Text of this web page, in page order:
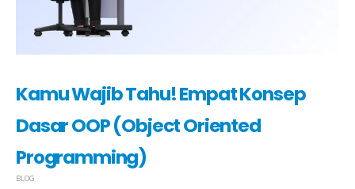
Kamu Wajib Tahu! Empat Konsep
Dasar OOP (Object Oriented
Programming)
BLOG